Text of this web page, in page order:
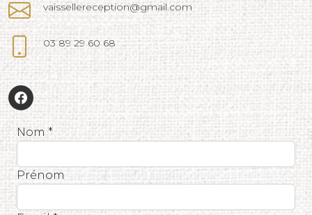
vaissellereception@gmail.com
03 89 29 60 68
Nom *
Prénom